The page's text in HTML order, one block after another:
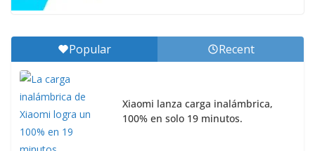
Popular Recent
Xiaomi lanza carga inalámbrica,
100% en solo 19 minutos.